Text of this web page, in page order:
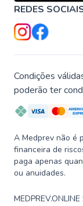
REDES
Condições
poderão ter
A Medprev não é
financeira de
paga apenas
ou anuidades.